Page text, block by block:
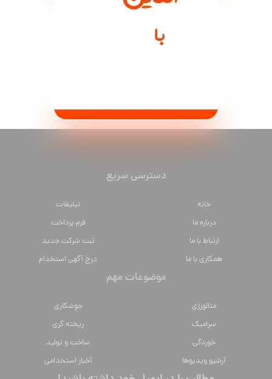
دسترسی سریع
خانه
تبلیغات
درباره ما
فرم پرداخت
ارتباط با ما
ثبت شرکت جدید
همکاری با ما
درج آگهی استخدام
موضوعات مهم
متالورژي
جوشکاری
سراميك
ریخته گری
خوردگی
ساخت و تولید
آرشیو ویدیوها
آخبار استخدامی